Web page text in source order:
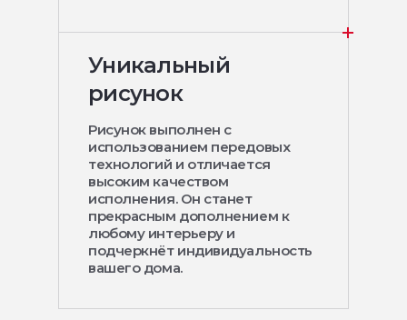
Уникальный
рисунок
Рисунок выполнен с
использованием передовых
технологий и отличается
высоким качеством
исполнения. Он станет
прекрасным дополнением к
любому интерьеру и
подчеркнёт индивидуальность
вашего дома.